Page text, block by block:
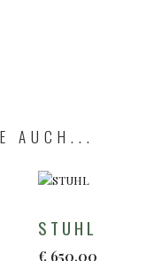
AUCH...
STUHL
€ 650,00